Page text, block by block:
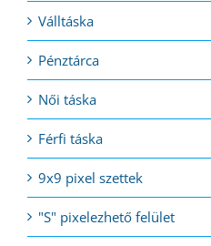
Válltáska
Pénztárca
Női táska
Férfi táska
9x9 pixel szettek
"S" pixelezhető felület